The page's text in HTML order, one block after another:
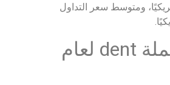
أمريكيًا، ومتوسط سعر التداول
مستقبل عملة dent لعام